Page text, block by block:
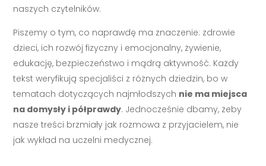
naszych czytelników.
Piszemy o tym, co naprawdę ma znaczenie: zdrowie
dzieci, ich rozwój fizyczny i emocjonalny, żywienie,
edukację, bezpieczeństwo i mądrą aktywność. Każdy
tekst weryfikują specjaliści z różnych dziedzin, bo w
tematach dotyczących najmłodszych nie ma miejsca
na domysły i półprawdy. Jednocześnie dbamy, żeby
nasze treści brzmiały jak rozmowa z przyjacielem, nie
jak wykład na uczelni medycznej.